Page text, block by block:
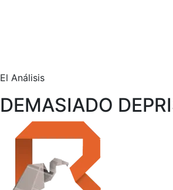
El Análisis
DEMASIADO